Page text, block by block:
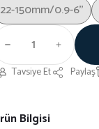
22-150mm/0.9-6''
Tavsiye Et Paylaş
Bilgisi